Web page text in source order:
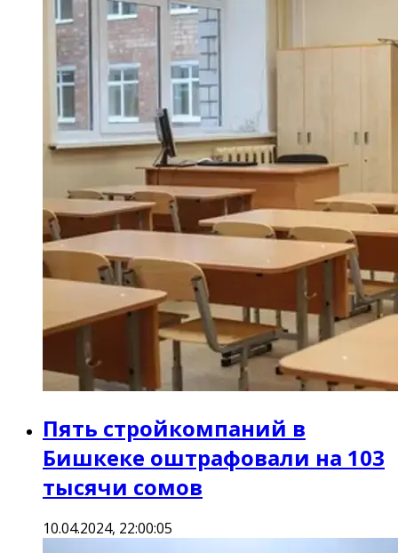
Пять стройкомпаний в
Бишкеке оштрафовали на 103
тысячи сомов
10.04.2024, 22:00:05